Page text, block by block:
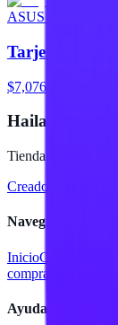
ASUS OEM
Tarjeta De
$7,076
Hailan Store
Tienda en línea de
Creado para
Navegación
InicioCatálogo
compra
Ayuda